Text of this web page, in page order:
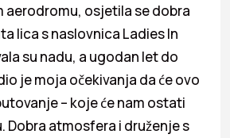
aerodromu, osjetila se dobra
lica s naslovnica Ladies In
su nadu, a ugodan let do
je moja očekivanja da će ovo
– koje će nam ostati
Dobra atmosfera i druženje s